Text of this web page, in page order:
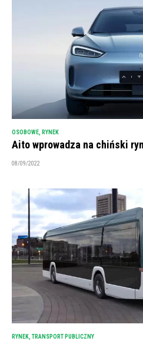
OSOBOWE RYNEK
Aito wprowadza na chiński
08/09/2022
RYNEK, TRANSPORT PUBLICZNY